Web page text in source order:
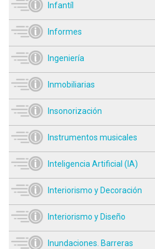
Infantíl
Informes
Ingeniería
Inmobiliarias
Insonorización
Instrumentos musicales
Inteligencia Artificial (IA)
Interiorismo y Decoración
Interiorismo y Diseño
Inundaciones. Barreras